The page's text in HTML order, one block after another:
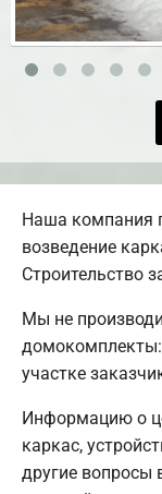
Наша компания
возведение
Строительство
Мы не
участке
Информацию о
каркас,
другие вопросы